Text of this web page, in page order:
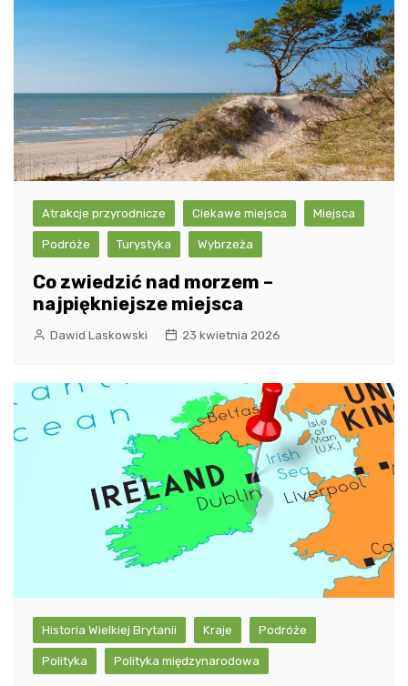
Atrakcje przyrodnicze Ciekawe miejsca Miejsca
Podróże Turystyka Wybrzeża
Co zwiedzić nad morzem –
najpiękniejsze miejsca
Dawid Laskowski 23 kwietnia 2026
Historia Wielkiej Brytanii Kraje Podróże
Polityka Polityka międzynarodowa